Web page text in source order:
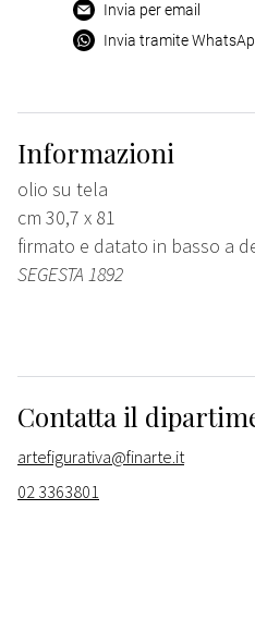
Invia per email
Invia tramite
Informazioni
olio su tela
cm 30,7 x 81
firmato e datato in basso a
SEGESTA 1892
Contatta il
artefigurativa@finarte.it
02 3363801